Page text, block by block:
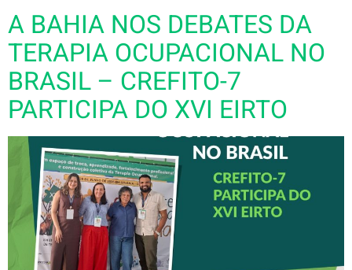
A BAHIA NOS DEBATES DA
TERAPIA OCUPACIONAL NO
BRASIL – CREFITO-7
PARTICIPA DO XVI EIRTO